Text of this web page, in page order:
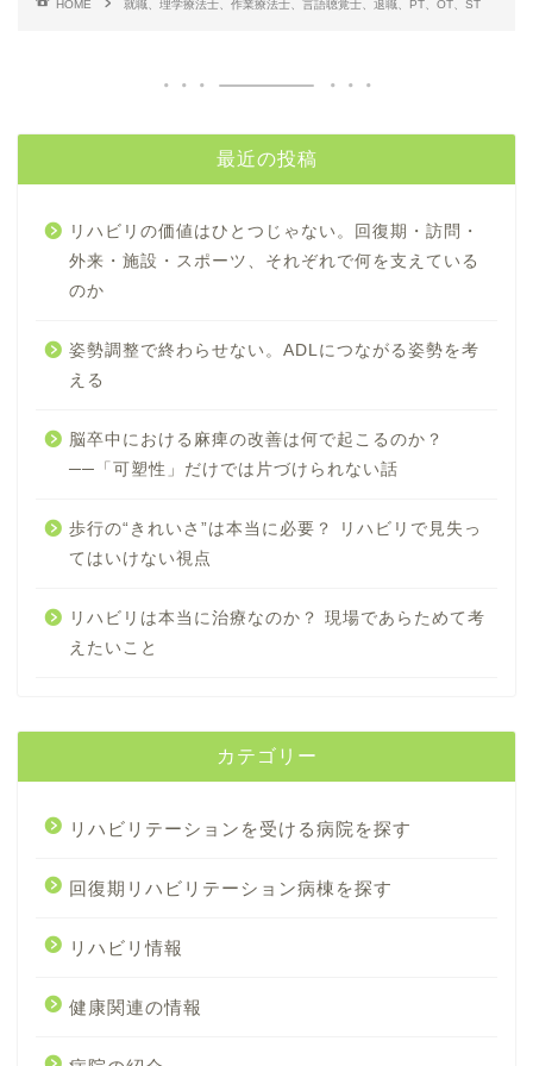
HOME 就職、理学療法士、作業療法士、言語聴覚士、退職、PT、OT、ST
最近の投稿
リハビリの価値はひとつじゃない。回復期・訪問・
外来・施設・スポーツ、それぞれで何を支えている
のか
姿勢調整で終わらせない。ADLにつながる姿勢を考
える
脳卒中における麻痺の改善は何で起こるのか？
──「可塑性」だけでは片づけられない話
歩行の“きれいさ”は本当に必要？ リハビリで見失っ
てはいけない視点
リハビリは本当に治療なのか？ 現場であらためて考
えたいこと
カテゴリー
リハビリテーションを受ける病院を探す
回復期リハビリテーション病棟を探す
リハビリ情報
健康関連の情報